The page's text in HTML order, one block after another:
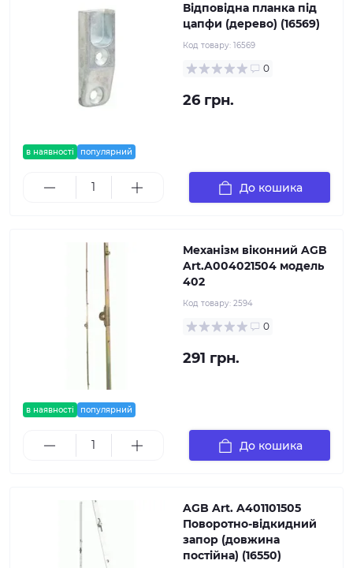
в наявності популярний
Відповідна планка під
цапфи (дерево) (16569)
Код товару: 16569
0
26 грн.
До кошика
в наявності популярний
Механізм віконний AGB
Art.A004021504 модель
402
Код товару: 2594
0
291 грн.
До кошика
AGB Art. A401101505
Поворотно-відкидний
запор (довжина
постійна) (16550)